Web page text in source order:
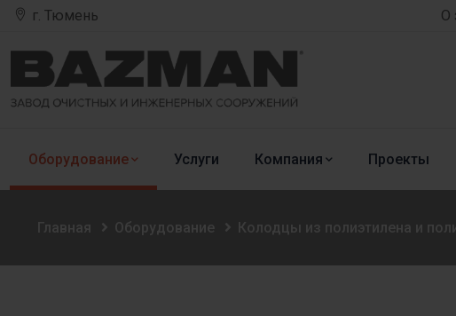
г. Тюмень О
Оборудование Услуги Компания Проекты
Главная Оборудование Колодцы из полиэтилена и